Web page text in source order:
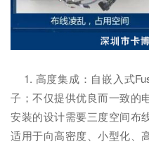
1. 高度集成：自嵌入式
子；不仅提供优良而一致的
安装的设计需要三度空间布
适用于向高密度、小型化、